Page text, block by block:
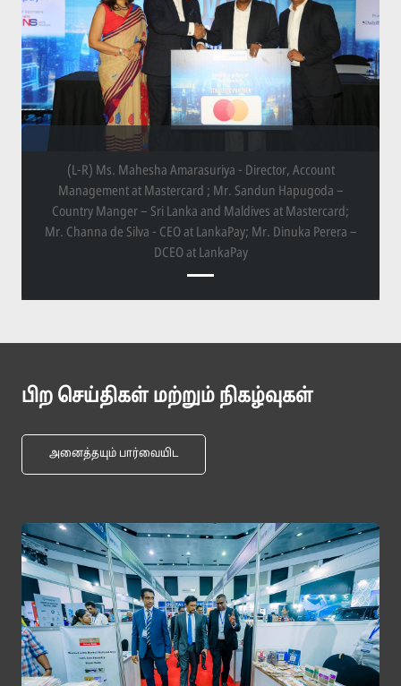
(L-R) Ms. Mahesha Amarasuriya - Director, Account
Management at Mastercard ; Mr. Sandun Hapugoda –
Country Manger – Sri Lanka and Maldives at Mastercard;
Mr. Channa de Silva - CEO at LankaPay; Mr. Dinuka Perera –
DCEO at LankaPay
பிற செய்திகள் மற்றும் நிகழ்வுகள்
அனைத்தயும் பார்வையிட